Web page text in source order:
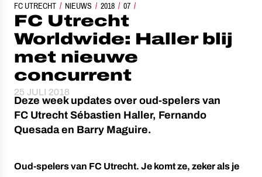
FC UTRECHT NIEUWS 2018 07
FC UTRECHT WORLDWIDE: HALLER BLIJ MET NIEUWE CONCURRENT
FC Utrecht
Worldwide: Haller blij
met nieuwe
concurrent
25 JULI 2018
Deze week updates over oud-spelers van
FC Utrecht Sébastien Haller, Fernando
Quesada en Barry Maguire.
Oud-spelers van FC Utrecht. Je komt ze, zeker als je